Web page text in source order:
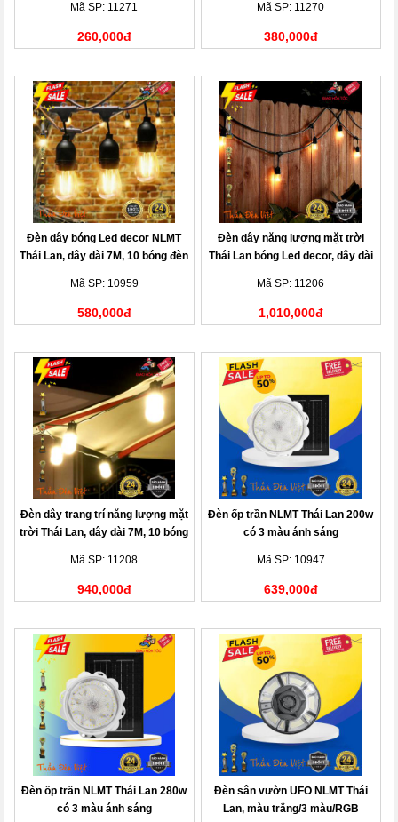
Mã SP: 11271
260,000đ
Mã SP: 11270
380,000đ
Đèn dây bóng Led decor NLMT
Thái Lan, dây dài 7M, 10 bóng đèn
Mã SP: 10959
580,000đ
Đèn dây năng lượng mặt trời
Thái Lan bóng Led decor, dây dài
Mã SP: 11206
1,010,000đ
Đèn dây trang trí năng lượng mặt
trời Thái Lan, dây dài 7M, 10 bóng
Mã SP: 11208
940,000đ
Đèn ốp trần NLMT Thái Lan 200w
có 3 màu ánh sáng
Mã SP: 10947
639,000đ
Đèn ốp trần NLMT Thái Lan 280w
có 3 màu ánh sáng
Đèn sân vườn UFO NLMT Thái
Lan, màu trắng/3 màu/RGB